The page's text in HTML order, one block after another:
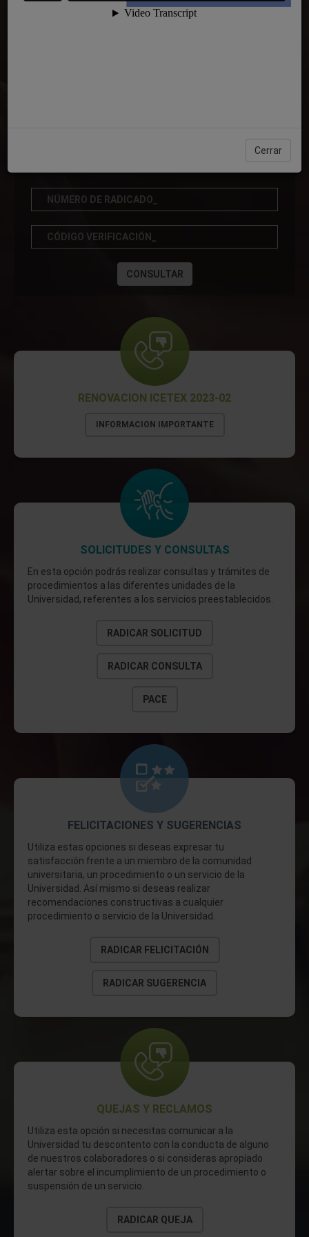
SERVICIO DE ATENCIÓN VIRTUAL
CONSULTAR
RENOVACION ICETEX 2023-02
INFORMACION IMPORTANTE
SOLICITUDES Y CONSULTAS
En esta opción podrás realizar consultas y trámites de
procedimientos a las diferentes unidades de la
Universidad, referentes a los servicios preestablecidos.
RADICAR SOLICITUD
RADICAR CONSULTA
PACE
FELICITACIONES Y SUGERENCIAS
Utiliza estas opciones si deseas expresar tu
satisfacción frente a un miembro de la comunidad
universitaria, un procedimiento o un servicio de la
Universidad. Así mismo si deseas realizar
recomendaciones constructivas a cualquier
procedimiento o servicio de la Universidad.
RADICAR FELICITACIÓN
RADICAR SUGERENCIA
QUEJAS Y RECLAMOS
Utiliza esta opción si necesitas comunicar a la
Universidad tu descontento con la conducta de alguno
de nuestros colaboradores o si consideras apropiado
alertar sobre el incumplimiento de un procedimiento o
suspensión de un servicio.
RADICAR QUEJA
Cerrar